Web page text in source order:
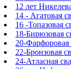
12 лет
14 - Агатовая
16 -Топазовая
18-Бирюзовая
20-Фарфоровая
22-Бронзовая
24-Атласная